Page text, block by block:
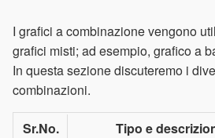
I grafici a combinazione vengono
grafici misti; ad esempio, grafico a
In questa sezione discuteremo i
combinazioni.
Sr.No. Tipo e